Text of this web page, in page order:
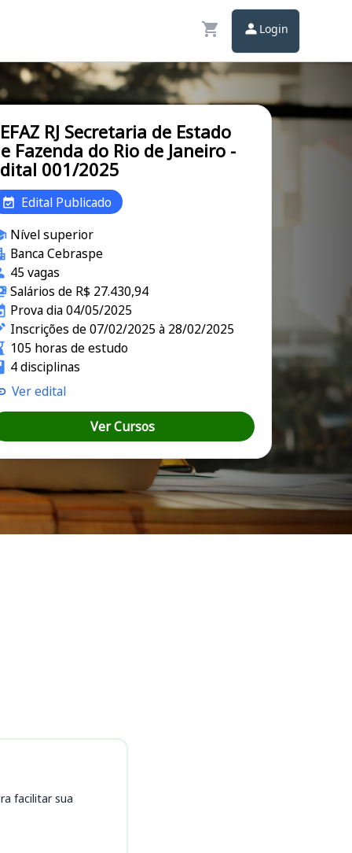
Login
RJ Secretaria de Estado
Fazenda do Rio de Janeiro -
001/2025
Edital Publicado
Nível superior
Banca Cebraspe
45 vagas
Salários de R$ 27.430,94
Prova dia 04/05/2025
Inscrições de 07/02/2025 à 28/02/2025
105 horas de estudo
4 disciplinas
Ver edital
Ver Cursos
facilitar sua